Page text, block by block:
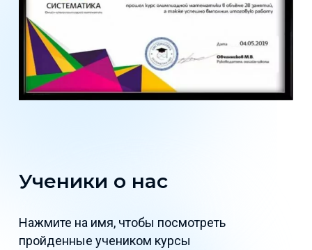
Ученики о нас
Нажмите на имя, чтобы посмотреть
пройденные учеником курсы